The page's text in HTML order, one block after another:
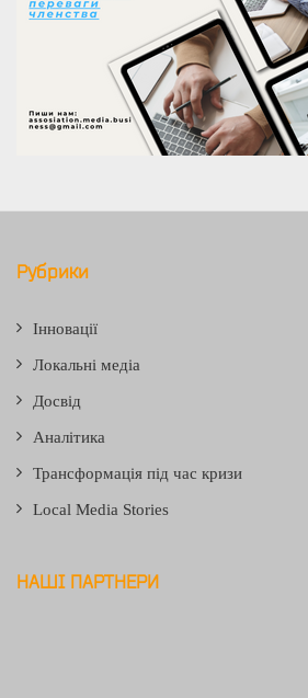
Рубрики
Інновації
Локальні медіа
Досвід
Аналітика
Трансформація під час кризи
Local Media Stories
НАШІ ПАРТНЕРИ